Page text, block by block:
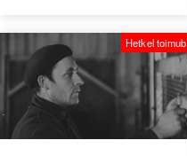
Hetkel toimub